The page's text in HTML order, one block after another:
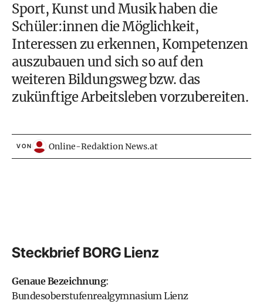
Sport, Kunst und Musik haben die
Schüler:innen die Möglichkeit,
Interessen zu erkennen, Kompetenzen
auszubauen und sich so auf den
weiteren Bildungsweg bzw. das
zukünftige Arbeitsleben vorzubereiten.
VON Online-Redaktion News.at
Steckbrief BORG Lienz
Genaue Bezeichnung:
Bundesoberstufenrealgymnasium Lienz